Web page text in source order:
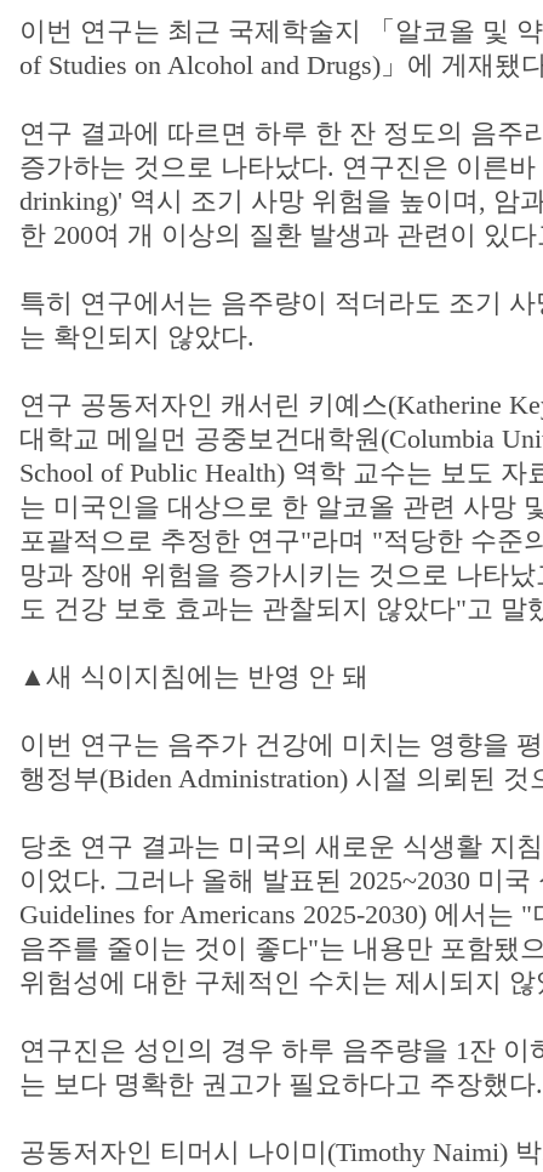
이번 연구는 최근 국제학술지 「알코올 및
of Studies on Alcohol and Drugs)」에 게재됐
연구 결과에 따르면 하루 한 잔 정도의 음주
증가하는 것으로 나타났다. 연구진은 이른바
drinking)' 역시 조기 사망 위험을 높이며, 암
한 200여 개 이상의 질환 발생과 관련이 있
특히 연구에서는 음주량이 적더라도 조기
는 확인되지 않았다.
연구 공동저자인 캐서린 키예스(Katherine
대학교 메일먼 공중보건대학원(Columbia
School of Public Health) 역학 교수는 보도
는 미국인을 대상으로 한 알코올 관련 사망
포괄적으로 추정한 연구"라며 "적당한 수준
망과 장애 위험을 증가시키는 것으로 나타
도 건강 보호 효과는 관찰되지 않았다"고 말
▲새 식이지침에는 반영 안 돼
이번 연구는 음주가 건강에 미치는 영향을
행정부(Biden Administration) 시절 의뢰된 것
당초 연구 결과는 미국의 새로운 식생활 지
이었다. 그러나 올해 발표된 2025~2030 미국
Guidelines for Americans 2025-2030) 에서는
음주를 줄이는 것이 좋다"는 내용만 포함됐
위험성에 대한 구체적인 수치는 제시되지 않
연구진은 성인의 경우 하루 음주량을 1잔 이
는 보다 명확한 권고가 필요하다고 주장했다.
공동저자인 티머시 나이미(Timothy Naimi)